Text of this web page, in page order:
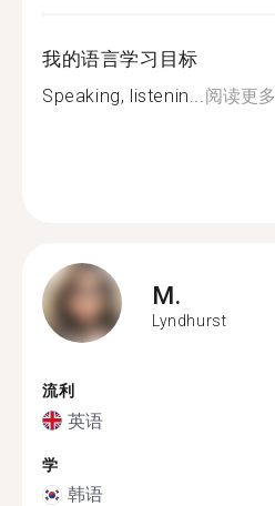
我的语言学习目标
Speaking, listenin...阅读更多
M.
Lyndhurst
流利
英语
学
韩语